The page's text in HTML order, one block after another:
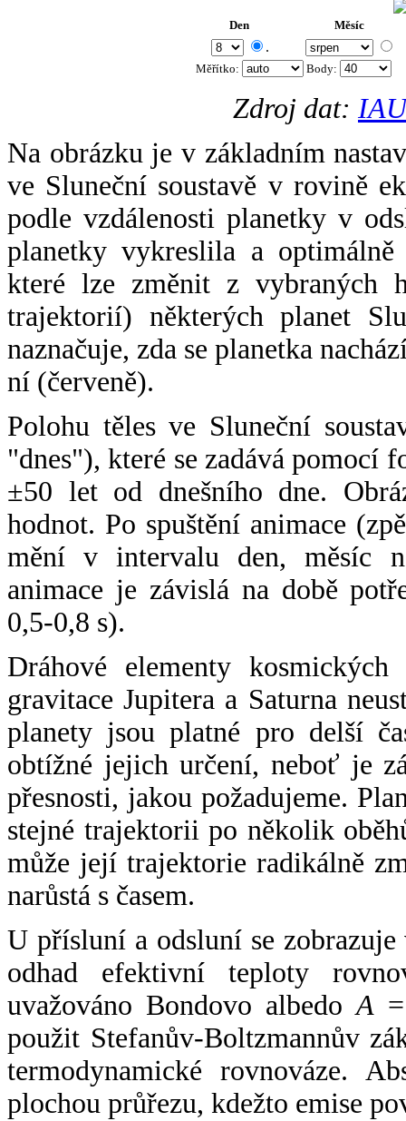
Den Měsíc
.
Měřítko: Body:
Zdroj dat:
Na obrázku je v základním
ve Sluneční soustavě v rovině
podle vzdálenosti planetky v
planetky vykreslila a
které lze změnit z vybraných
trajektorií) některých planet
naznačuje, zda se planetka
ní (červeně).
Polohu těles ve Sluneční
"dnes"), které se zadává pomocí
±50 let od dnešního dne.
hodnot. Po spuštění animace
mění v intervalu den, měsíc
animace je závislá na době
0,5-0,8 s).
Dráhové elementy
gravitace Jupitera a Saturna
planety jsou platné pro delší
obtížné jejich určení, neboť je
přesnosti, jakou požadujeme.
stejné trajektorii po několik
může její trajektorie radikálně
narůstá s časem.
U přísluní a odsluní se
odhad efektivní teploty
uvažováno Bondovo albedoA
použit Stefanův-Boltzmannův
termodynamické rovnováze.
plochou průřezu, kdežto emise